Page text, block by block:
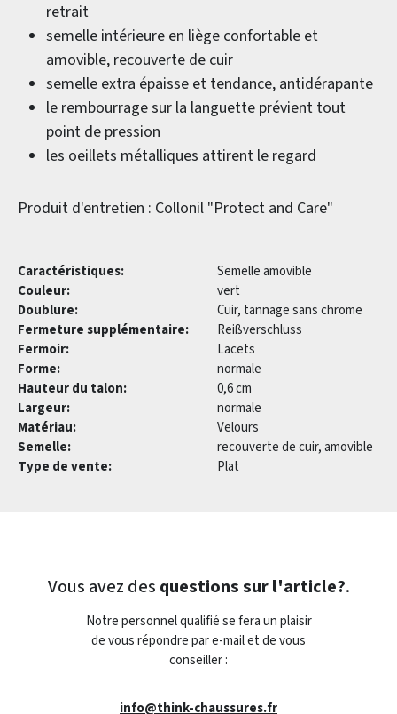
retrait
semelle intérieure en liège confortable et
amovible, recouverte de cuir
semelle extra épaisse et tendance, antidérapante
le rembourrage sur la languette prévient tout
point de pression
les oeillets métalliques attirent le regard
Produit d'entretien : Collonil "Protect and Care"
Caractéristiques:
Semelle amovible
Couleur:
vert
Doublure:
Cuir, tannage sans chrome
Fermeture supplémentaire:
Reißverschluss
Fermoir:
Lacets
Forme:
normale
Hauteur du talon:
0,6 cm
Largeur:
normale
Matériau:
Velours
Semelle:
recouverte de cuir, amovible
Type de vente:
Plat
Vous avez des questions sur l'article?.
Notre personnel qualifié se fera un plaisir
de vous répondre par e-mail et de vous
conseiller :
info@think-chaussures.fr